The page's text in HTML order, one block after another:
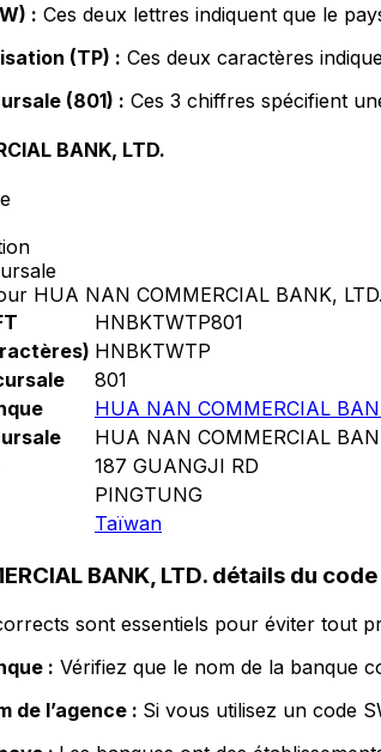
: Ces deux lettres indiquent que le
(TP) : Ces deux caractères
(801) : Ces 3 chiffres spécifient
BANK, LTD.
HUA NAN COMMERCIAL BANK, LTD.
HNBKTWTP801
HNBKTWTP
801
HUA NAN COMMERCIAL
HUA NAN COMMERCIAL
187 GUANGJI RD
PINGTUNG
Taïwan
BANK, LTD. détails du code
sont essentiels pour éviter tout
: Vérifiez que le nom de la banque
de l’agence : Si vous utilisez un code